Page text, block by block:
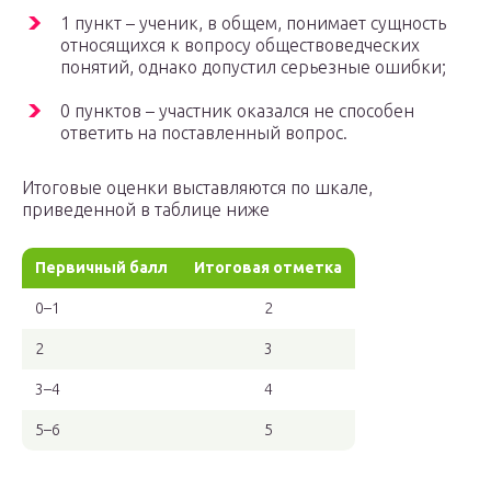
1 пункт – ученик, в общем, понимает сущность
относящихся к вопросу обществоведческих
понятий, однако допустил серьезные ошибки;
0 пунктов – участник оказался не способен
ответить на поставленный вопрос.
Итоговые оценки выставляются по шкале,
приведенной в таблице ниже
Первичный балл Итоговая отметка
0–1 2
2 3
3–4 4
5–6 5